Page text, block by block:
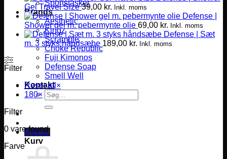
Sportstasker
Brands
Aesthetic
Kingz
Scramble
Choke Republic
Fuji Kimonos
Defense Soap
Smell Well
Kontakt
Søg
efter:
0,00 kr.
Kurv
Gel Travel Size 39,00 kr. Inkl. moms
Defense |
Shower gel m. pebermynte olie 69,00 kr. Inkl. moms
Defense | Sæt
m. 3 styks håndsæbe 189,00 kr. Inkl. moms
Filter
Reset all ×
180×
Filter
0 vare found
Farve